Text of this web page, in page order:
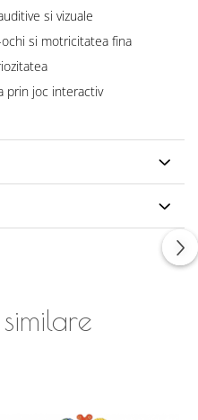
si vizuale
si motricitatea fina
prin joc interactiv